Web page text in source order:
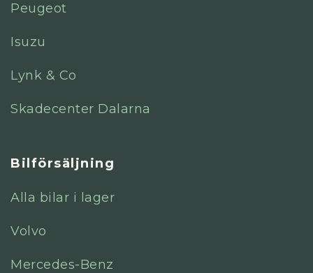
Peugeot
Isuzu
Lynk & Co
Skadecenter Dalarna
Bilförsäljning
Alla bilar i lager
Volvo
Mercedes-Benz